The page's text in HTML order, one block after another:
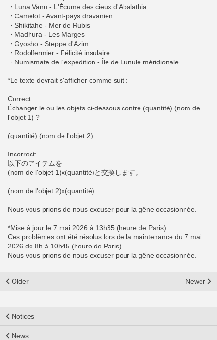
・Luna Vanu - L'Écume des cieux d'Abalathia
・Camelot - Avant-pays dravanien
・Shikitahe - Mer de Rubis
・Madhura - Les Marges
・Gyosho - Steppe d'Azim
・Rodolfermier - Félicité insulaire
・Numismate de l'expédition - Île de Lunule méridionale
*Le texte devrait s'afficher comme suit :
Correct:
Échanger le ou les objets ci-dessous contre (quantité) (nom de
l'objet 1) ?
(quantité) (nom de l'objet 2)
Incorrect:
以下のアイテムを
(nom de l'objet 1)x(quantité)と交換します。
(nom de l'objet 2)x(quantité)
Nous vous prions de nous excuser pour la gêne occasionnée.
*Mise à jour le 7 mai 2026 à 13h35 (heure de Paris)
Ces problèmes ont été résolus lors de la maintenance du 7 mai
2026 de 8h à 10h45 (heure de Paris)
Nous vous prions de nous excuser pour la gêne occasionnée.
Older Newer
Notices
News